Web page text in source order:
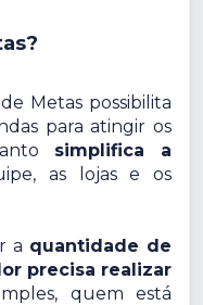
Metas possibilita
para atingir os
simplifica a
as lojas e os
a quantidade de
precisa realizar
quem está